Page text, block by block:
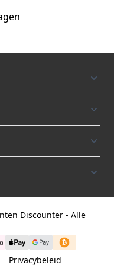
Discounter - Alle
Privacybeleid